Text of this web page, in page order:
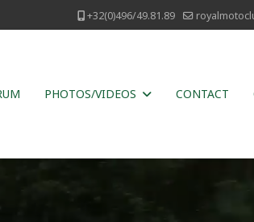
+32(0)496/49.81.89
PHOTOS/VIDEOS CONTACT